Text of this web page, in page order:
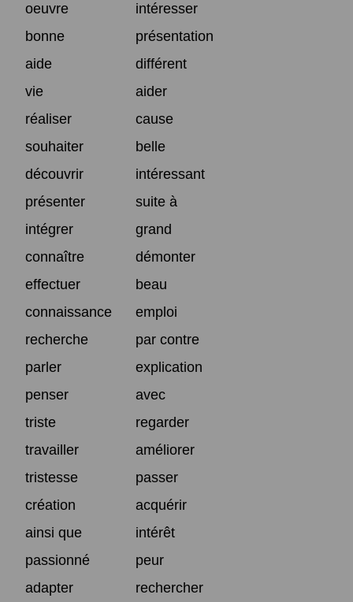
oeuvre
intéresser
bonne
présentation
aide
différent
vie
aider
réaliser
cause
souhaiter
belle
découvrir
intéressant
présenter
suite à
intégrer
grand
connaître
démonter
effectuer
beau
connaissance
emploi
recherche
par contre
parler
explication
penser
avec
triste
regarder
travailler
améliorer
tristesse
passer
création
acquérir
ainsi que
intérêt
passionné
peur
adapter
rechercher